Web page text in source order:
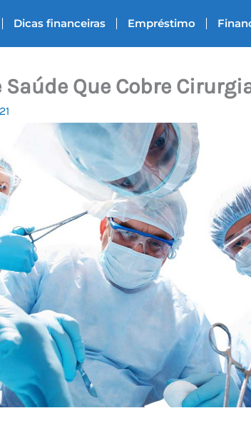
Dicas financeiras Empréstimo
Saúde Que Cobre